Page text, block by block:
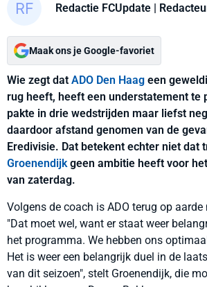
Redactie FCUpdate |
Maak ons je Google-favoriet
Wie zegt dat ADO Den Haag een
rug heeft, heeft een understatement te
pakte in drie wedstrijden maar liefst
daardoor afstand genomen van de
Eredivisie. Dat betekent echter niet dat
Groenendijkgeen ambitie heeft voor
van zaterdag.
Volgens de coach is ADO terug op aarde
"Dat moet wel, want er staat weer
het programma. We hebben ons
Het is weer een belangrijk duel in de
van dit seizoen", stelt Groenendijk, die